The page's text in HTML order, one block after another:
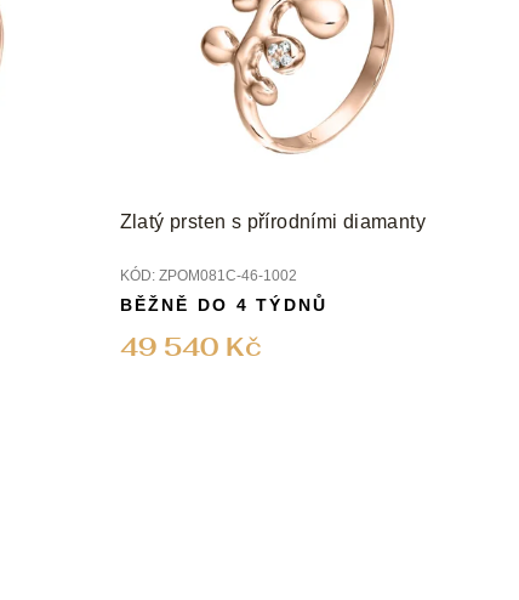
Zlatý prsten s přírodními diamanty
KÓD: ZPOM081C-46-1002
49 540 Kč
BĚŽNĚ DO 4 TÝDNŮ